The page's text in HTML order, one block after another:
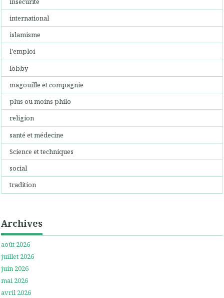
international
islamisme
l'emploi
lobby
magouille et compagnie
plus ou moins philo
religion
santé et médecine
Science et techniques
social
tradition
Archives
août 2026
juillet 2026
juin 2026
mai 2026
avril 2026